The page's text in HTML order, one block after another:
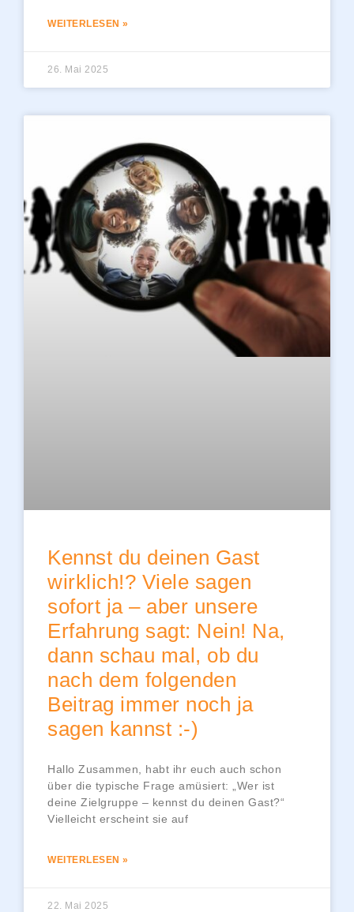
WEITERLESEN »
26. Mai 2025
Kennst du deinen Gast
wirklich!? Viele sagen
sofort ja – aber unsere
Erfahrung sagt: Nein! Na,
dann schau mal, ob du
nach dem folgenden
Beitrag immer noch ja
sagen kannst :-)
Hallo Zusammen, habt ihr euch auch schon
über die typische Frage amüsiert: „Wer ist
deine Zielgruppe – kennst du deinen Gast?“
Vielleicht erscheint sie auf
WEITERLESEN »
22. Mai 2025